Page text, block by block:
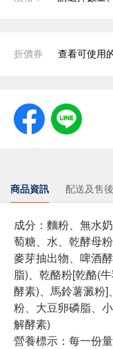
折價券 查看可使用
商品資訊 配送及售
成分：麵粉、無水
萄糖、水、乾酵母
麥芽抽出物、啤酒
脂)、乾酪粉[乾酪(
酵素)、馬鈴薯澱粉
粉、大豆卵磷脂、
解酵素)
營養標示：每一份